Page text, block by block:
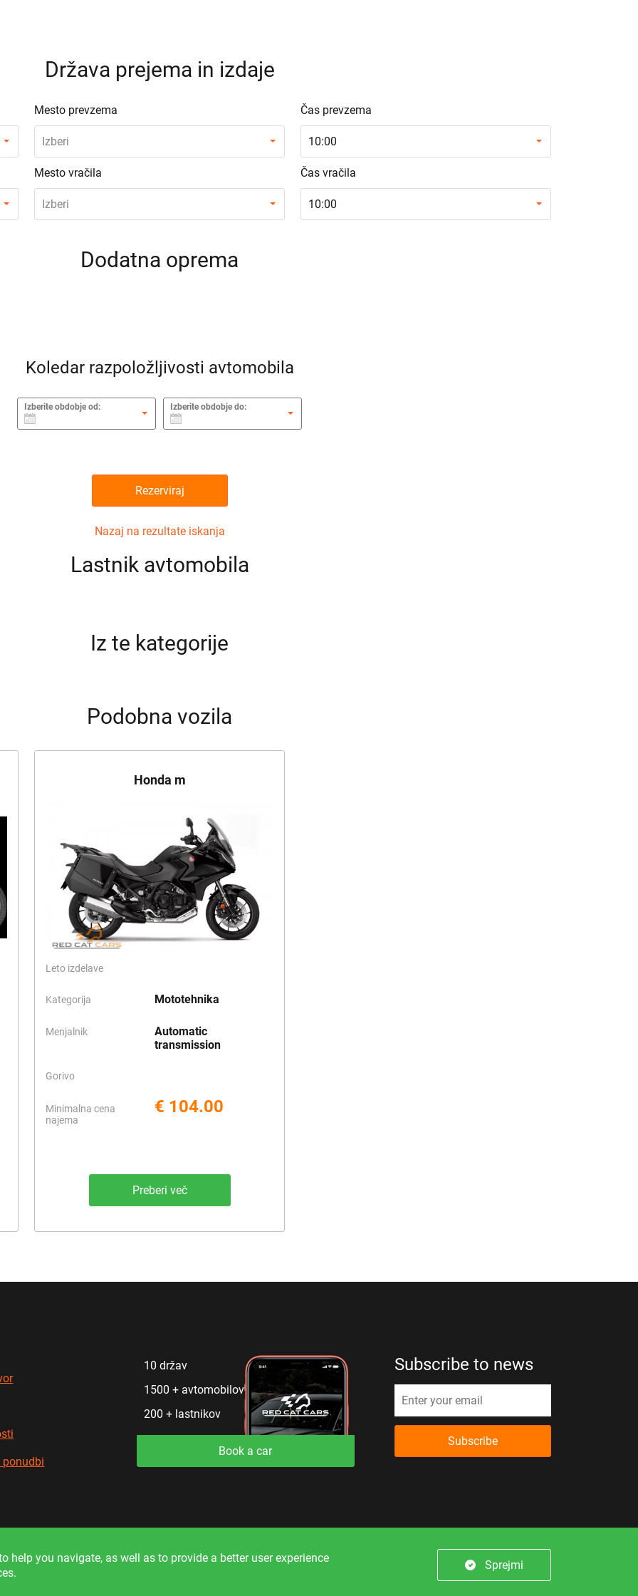
Država prejema in izdaje
Mesto prevzema Čas prevzema
Izberi 10:00
Mesto vračila Čas vračila
Izberi 10:00
Dodatna oprema
Koledar razpoložljivosti avtomobila
Izberite obdobje od: Izberite obdobje do:
Rezerviraj
Nazaj na rezultate iskanja
Lastnik avtomobila
Iz te kategorije
Podobna vozila
Honda m
Leto izdelave
Kategorija Mototehnika
Menjalnik
Automatic
transmission
Gorivo
Minimalna cena
najema
€ 104.00
Preberi več
ponudbi
10 držav
1500 + avtomobilov
200 + lastnikov
Book a car
Subscribe to news
Subscribe
on the site is for reference only and is not a public offer.
help you navigate, as well as to provide a better user experience
Sprejmi